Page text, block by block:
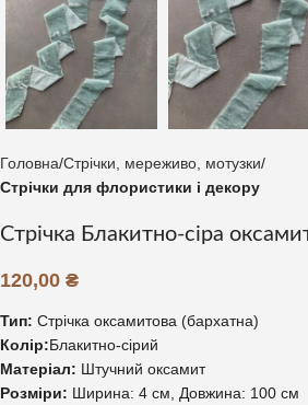
Головна Стрічки, мереживо, мотузки
Стрічки для флористики і декору
Стрічка Блакитно-сіра
120,00 ₴
Тип: Стрічка оксамитова (бархатна)
Колір:Блакитно-сірий
Матеріал: Штучний оксамит
Розміри: Ширина: 4 см, Довжина: 100 см